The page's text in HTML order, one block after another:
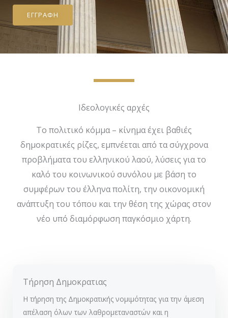
ΕΓΓΡΑΦΉ
Ιδεολογικές αρχές
Το πολιτικό κόμμα – κίνημα έχει βαθιές
δημοκρατικές ρίζες, εμπνέεται από τα σύγχρονα
προβλήματα του ελληνικού λαού, λύσεις για το
καλό του κοινωνικού συνόλου με βάση το
συμφέρων του έλληνα πολίτη, την οικονομική
ανάπτυξη του τόπου και την θέση της χώρας στον
νέο υπό διαμόρφωση παγκόσμιο χάρτη.
Τήρηση Δημοκρατιας
Η τήρηση της Δημοκρατικής νομιμότητας για την άμεση
απέλαση όλων των λαθρομεταναστών και η